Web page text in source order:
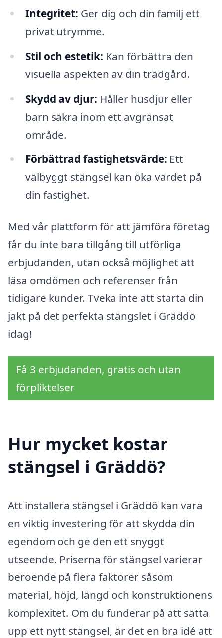
Integritet: Ger dig och din familj ett
privat utrymme.
Stil och estetik: Kan förbättra den
visuella aspekten av din trädgård.
Skydd av djur: Håller husdjur eller
barn säkra inom ett avgränsat
område.
Förbättrad fastighetsvärde: Ett
välbyggt stängsel kan öka värdet på
din fastighet.
Med vår plattform för att jämföra företag
får du inte bara tillgång till utförliga
erbjudanden, utan också möjlighet att
läsa omdömen och referenser från
tidigare kunder. Tveka inte att starta din
jakt på det perfekta stängslet i Gräddö
idag!
Få 3 erbjudanden, gratis och utan
förpliktelser
Hur mycket kostar
stängsel i Gräddö?
Att installera stängsel i Gräddö kan vara
en viktig investering för att skydda din
egendom och ge den ett snyggt
utseende. Priserna för stängsel varierar
beroende på flera faktorer såsom
material, höjd, längd och konstruktionens
komplexitet. Om du funderar på att sätta
upp ett nytt stängsel, är det en bra idé att